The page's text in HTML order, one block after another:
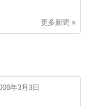
更多新聞 »
年3月3日